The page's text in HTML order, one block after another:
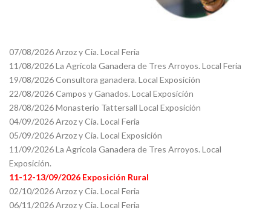
07/08/2026 Arzoz y Cia. Local Feria
11/08/2026 La Agrícola Ganadera de Tres Arroyos. Local Feria
19/08/2026 Consultora ganadera. Local Exposición
22/08/2026 Campos y Ganados. Local Exposición
28/08/2026 Monasterio Tattersall Local Exposición
04/09/2026 Arzoz y Cia. Local Feria
05/09/2026 Arzoz y Cia. Local Exposición
11/09/2026 La Agricola Ganadera de Tres Arroyos. Local
Exposición.
11-12-13/09/2026 Exposición Rural
02/10/2026 Arzoz y Cia. Local Feria
06/11/2026 Arzoz y Cia. Local Feria